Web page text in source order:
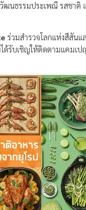
ฒนธรรมประเพณี รสชาติ
ร่วมสำรวจโลกแห่งสีสันแ
รับเชิญให้ติดตามแคมเป